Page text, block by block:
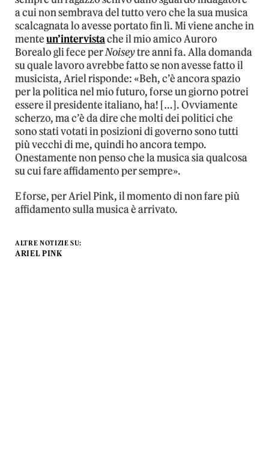
a cui non sembrava del tutto vero che la sua musica
scalcagnata lo avesse portato fin lì. Mi viene anche in
menteun’intervistache il mio amico Auroro
Borealo gli fece perNoiseytre anni fa. Alla domanda
su quale lavoro avrebbe fatto se non avesse fatto il
musicista, Ariel risponde: «Beh, c’è ancora spazio
per la politica nel mio futuro, forse un giorno potrei
essere il presidente italiano, ha! […]. Ovviamente
scherzo, ma c’è da dire che molti dei politici che
sono stati votati in posizioni di governo sono tutti
più vecchi di me, quindi ho ancora tempo.
Onestamente non penso che la musica sia qualcosa
su cui fare affidamento per sempre».
E forse, per Ariel Pink, il momento di non fare più
affidamento sulla musica è arrivato.
ALTRE NOTIZIE SU:
ARIEL PINK